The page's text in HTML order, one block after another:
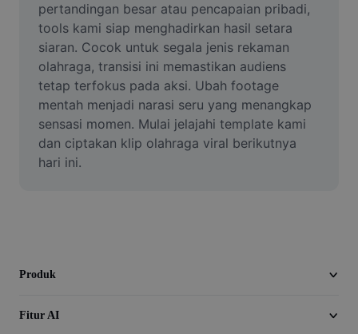
Hapus latar belakang video
Tingkatkan kualitas
Editor Video
Pangkas Video
Tambahkan Subtitle ke Video
pertandingan besar atau pencapaian pribadi,
tools kami siap menghadirkan hasil setara
siaran. Cocok untuk segala jenis rekaman
olahraga, transisi ini memastikan audiens
tetap terfokus pada aksi. Ubah footage
mentah menjadi narasi seru yang menangkap
sensasi momen. Mulai jelajahi template kami
dan ciptakan klip olahraga viral berikutnya
hari ini.
Produk
Fitur AI